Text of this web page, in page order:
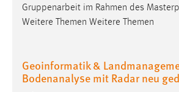
Gruppenarbeit im Rahmen des
Weitere Themen Weitere Themen
Geoinformatik &
Bodenanalyse mit Radar neu
Login
Zweck:
Dieser Cookie ist notwendig um sich an